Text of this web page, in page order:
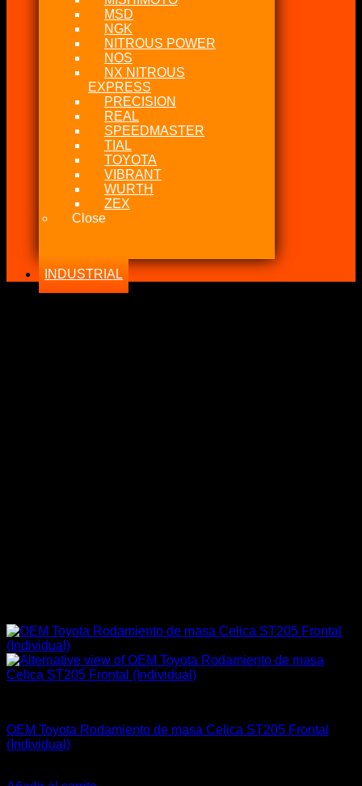
MSD
NGK
NITROUS POWER
NOS
NX NITROUS
EXPRESS
PRECISION
REAL
SPEEDMASTER
TIAL
TOYOTA
VIBRANT
WURTH
ZEX
Close
INDUSTRIAL
OEM Toyota Rodamiento de masa Celica ST205 Frontal
(Individual)